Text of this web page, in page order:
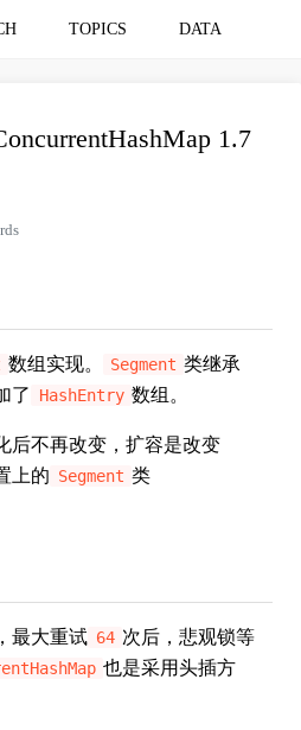
TOPICS DATA
1.7
数组实现。 Segment 类继承
了 HashEntry 数组。
后不再改变，扩容是改变
上的 Segment 类
最大重试 64 次后，悲观锁等
也是采用头插方